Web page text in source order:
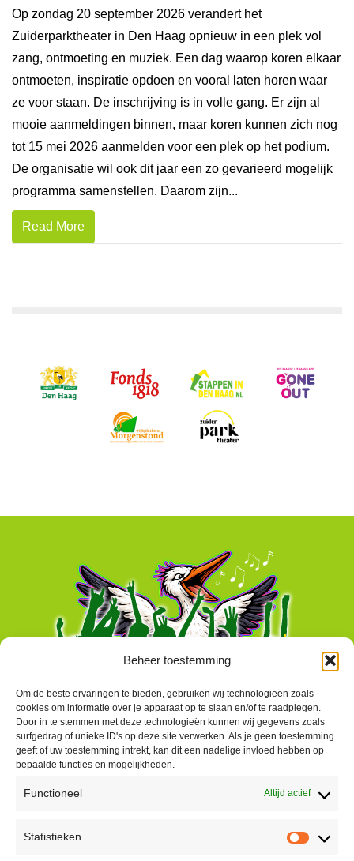
Beheer toestemming
Om de beste ervaringen te bieden, gebruiken wij technologieën zoals
cookies om informatie over je apparaat op te slaan en/of te raadplegen.
Door in te stemmen met deze technologieën kunnen wij gegevens zoals
surfgedrag of unieke ID's op deze site verwerken. Als je geen toestemming
geeft of uw toestemming intrekt, kan dit een nadelige invloed hebben op
bepaalde functies en mogelijkheden.
Functioneel Altijd actief
Statistieken
Op zondag 20 september 2026 verandert het
Zuiderparktheater in Den Haag opnieuw in een plek vol
zang, ontmoeting en muziek. Een dag waarop koren elkaar
ontmoeten, inspiratie opdoen en vooral laten horen waar
ze voor staan. De inschrijving is in volle gang. Er zijn al
mooie aanmeldingen binnen, maar koren kunnen zich nog
tot 15 mei 2026 aanmelden voor een plek op het podium.
De organisatie wil ook dit jaar een zo gevarieerd mogelijk
programma samenstellen. Daarom zijn...
Read More
Peter Vergroesen